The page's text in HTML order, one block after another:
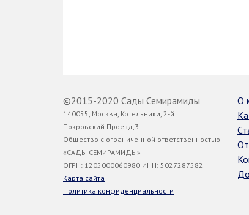
©2015-2020 Сады Семирамиды
140055, Москва, Котельники, 2-й
Покровский Проезд,3
Общество с ограниченной ответственностью
«САДЫ СЕМИРАМИДЫ»
ОГРН: 1205000060980 ИНН: 5027287582
Карта сайта
Политика конфиденциальности
О